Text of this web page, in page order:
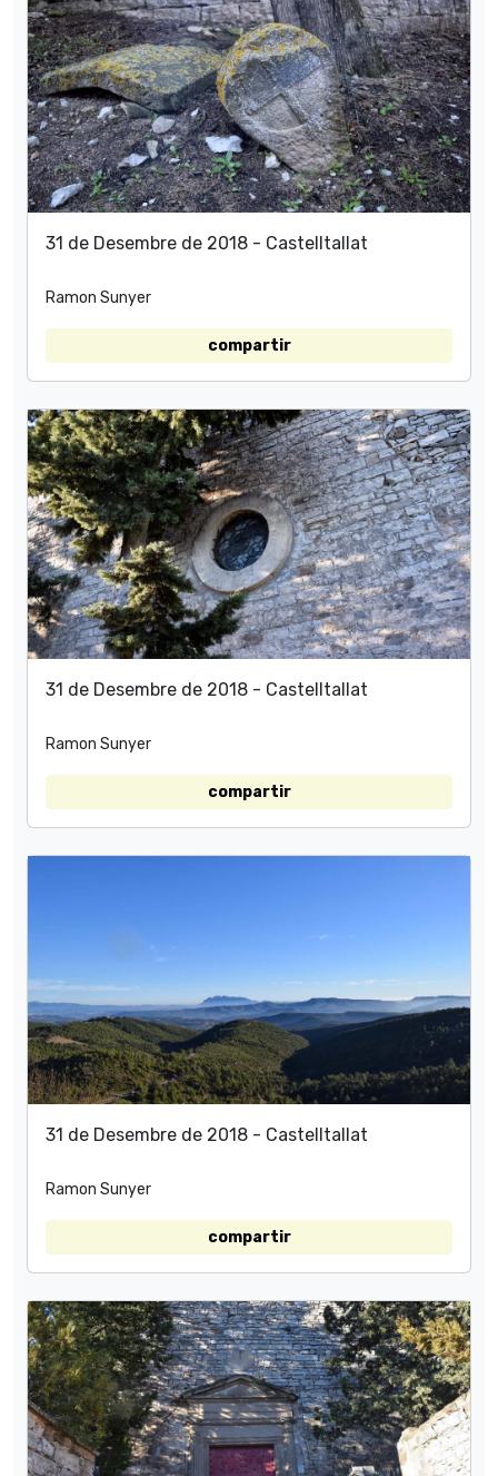
31 de Desembre de 2018 - Castelltallat
Ramon Sunyer
compartir
31 de Desembre de 2018 - Castelltallat
Ramon Sunyer
compartir
31 de Desembre de 2018 - Castelltallat
Ramon Sunyer
compartir